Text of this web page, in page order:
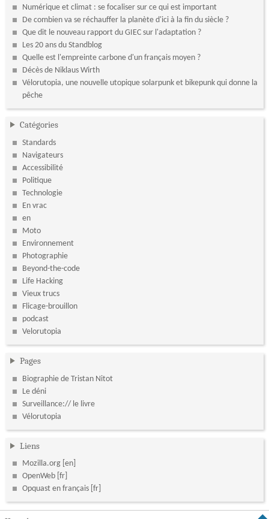
Numérique et climat : se focaliser sur ce qui est important
De combien va se réchauffer la planète d'ici à la fin du siècle ?
Que dit le nouveau rapport du GIEC sur l'adaptation ?
Les 20 ans du Standblog
Quelle est l'empreinte carbone d'un français moyen ?
Décès de Niklaus Wirth
Vélorutopia, une nouvelle utopique solarpunk et bikepunk qui donne la
pêche
Catégories
Standards
Navigateurs
Accessibilité
Politique
Technologie
En vrac
en
Moto
Environnement
Photographie
Beyond-the-code
Life Hacking
Vieux trucs
Flicage-brouillon
podcast
Velorutopia
Pages
Biographie de Tristan Nitot
Le déni
Surveillance:// le livre
Vélorutopia
Liens
Mozilla.org
OpenWeb
Opquast en français